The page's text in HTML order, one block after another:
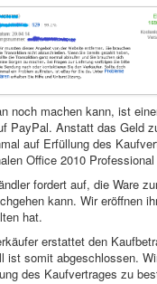
noch machen kann, ist
PayPal. Anstatt das Geld
auf Erfüllung des
Office 2010
fordert auf, die Ware
kann. Wir eröffnen
hat.
erstattet den
ist somit abgeschlossen.
des Kaufvertrages zu